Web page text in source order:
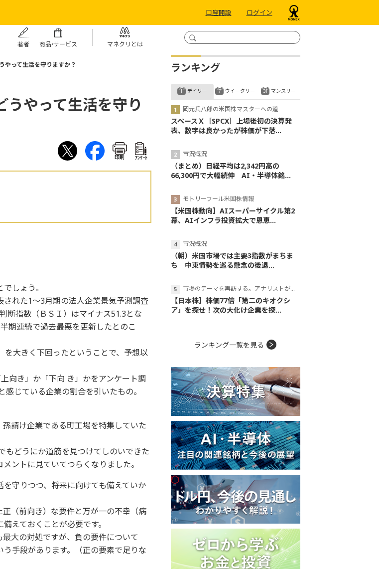
口座開設 ログイン
著者 商品・サービス マネクリとは
って生活を守りますか？
やって生活を守り
印刷 ｱﾝｹｰﾄ
しょう。
れた1～3月期の法人企業景気予測調査
断指数（ＢＳＩ）はマイナス51.3とな
期連続で過去最悪を更新したとのこ
大きく下回ったということで、予想以
向き」か「下向 き」かをアンケート調
感じている企業の割合を引いたもの。
請け企業である町工場を特集していた
もどうにか道筋を見つけてしのいできた
ントに見ていてつらくなりました。
守りつつ、将来に向けても備えていか
正（前向き）な要件と万が一の不幸（病
えておくことが必要です。
大の対処ですが、負の要件について
手段があります。（正の要素で足りな
ランキング
デイリー
岡元兵八郎の米国株マスターへの道
スペースＸ［SPCX］上場後初の決算発
表、数字は良かったが株価が下落...
市況概況
（まとめ）日経平均は2,342円高の
66,300円で大幅続伸 AI・半導体銘...
モトリーフール米国株情報
【米国株動向】AIスーパーサイクル第2
幕、AIインフラ投資拡大で恩恵...
市況概況
（朝）米国市場では主要3指数がまちま
ち 中東情勢を巡る懸念の後退...
市場のテーマを再訪する。アナリストが読み解くテーマの本質
【日本株】株価77倍「第二のキオクシ
ア」を探せ！次の大化け企業を探...
ウイークリー マンスリー
ランキング一覧を見る